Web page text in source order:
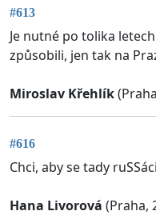
#613
Je nutné po tolika
způsobili, jen tak na
Miroslav Křehlík
#616
Chci, aby se tady
Hana Livorová (Praha,